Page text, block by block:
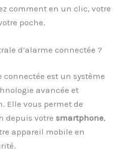
comment en un clic, votre
poche.
d’alarme connectée ?
connectée est un système
avancée et
Elle vous permet de
depuis votresmartphone,
appareil mobile en